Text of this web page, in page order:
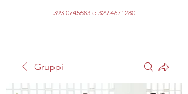
393.0745683e 329.4671280
Gruppi